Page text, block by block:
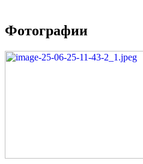
Фотографии